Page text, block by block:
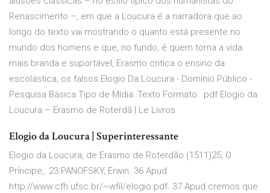
Renascimento –, em que a Loucura é a narradora que ao
longo do texto vai mostrando o quanto está presente no
mundo dos homens e que, no fundo, é quem torna a vida
mais branda e suportável, Erasmo critica o ensino da
escolástica, os falsos Elogio Da Loucura - Domínio Público -
Pesquisa Básica Tipo de Mídia: Texto Formato: .pdf Elogio da
Loucura – Erasmo de Roterdã | Le Livros
Elogio da Loucura | Superinteressante
Elogio da Loucura, de Erasmo de Roterdão (1511)25, O
Príncipe,. 23 PANOFSKY, Erwin. 36 Apud
http://www.cfh.ufsc.br/~wfil/elogio.pdf. 37 Apud cremos que